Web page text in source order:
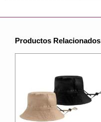
Productos Relacionados